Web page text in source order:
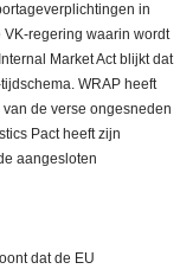
in
regering waarin wordt
Market Act blijkt dat
WRAP heeft
de verse ongesneden
Pact heeft zijn
aangesloten
dat de EU